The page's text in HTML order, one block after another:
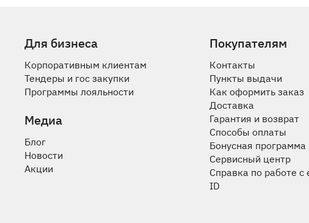
Для бизнеса
Корпоративным клиентам
Тендеры и гос закупки
Программы лояльности
Медиа
Блог
Новости
Акции
Покупателям
Контакты
Пункты выдачи
Как оформить заказ
Доставка
Гарантия и возврат
Способы оплаты
Бонусная программа
Сервисный центр
Справка по работе с
ID